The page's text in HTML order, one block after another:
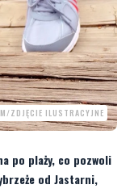
ZDJĘCIE ILUSTRACYJNE
po plaży, co pozwoli
od Jastarni,